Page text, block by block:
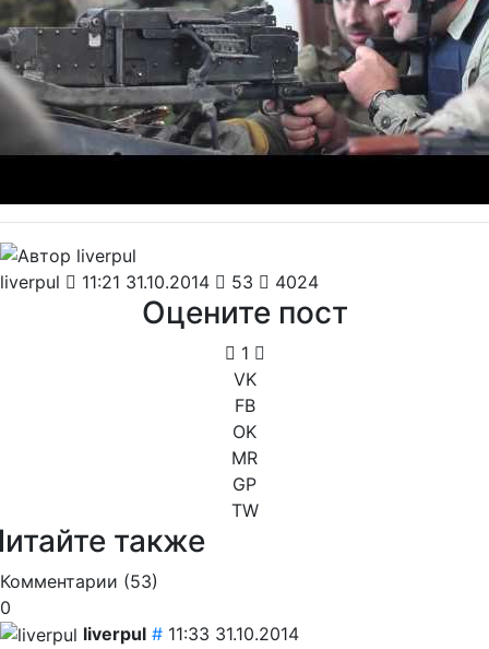
liverpul 11:21 31.10.2014 53 4024
Оцените пост
1
VK
FB
OK
MR
GP
TW
также
Комментарии (53)
0
liverpul # 11:33 31.10.2014